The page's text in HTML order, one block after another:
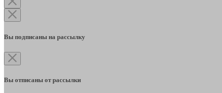
Вы подписаны на рассылку
Вы отписаны от рассылки